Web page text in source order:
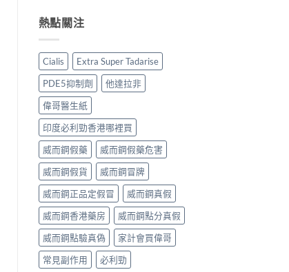
常
見
應、
發
生
率〉
中
達
起
效
與
藥
效
持
續
完
整
指
南：
30
分
鐘
見
效、
最
長
36
勁
吃
顆
夠
嗎？
30mg
vs
60mg
劑
量
選
擇
與
安
全
性
完
整
解
析〉
中
熱點關注
Cialis
Extra Super Tadarise
PDE5抑制劑
他達拉非
偉哥醫生紙
印度必利勁香港哪裡買
威而鋼假藥
威而鋼假藥危害
威而鋼假貨
威而鋼冒牌
威而鋼正品定假冒
威而鋼真假
威而鋼香港藥房
威而鋼點分真假
威而鋼點驗真偽
家計會買偉哥
常見副作用
必利勁